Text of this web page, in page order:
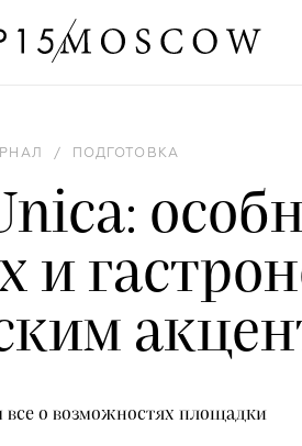
/ ПОДГОТОВКА
и
все о возможностях площадки